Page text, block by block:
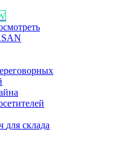
для склада